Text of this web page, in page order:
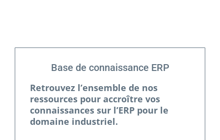
Base de connaissance ERP
Retrouvez l’ensemble de nos
ressources pour accroître vos
connaissances sur l’ERP pour le
domaine industriel.